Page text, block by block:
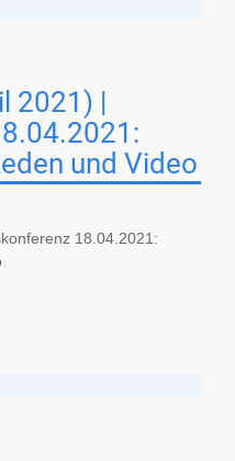
2021) |
und Video
18.04.2021: